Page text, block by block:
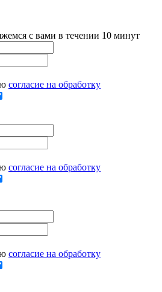
с вами в течении 10 минут
согласие на обработку
согласие на обработку
согласие на обработку